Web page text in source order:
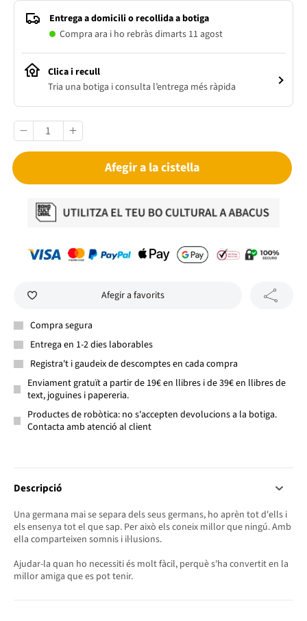
Entrega a domicili o recollida a botiga
Compra ara i ho rebràs dimarts 11 agost
Clica i recull
Tria una botiga i consulta l’entrega més ràpida
Afegir a la cistella
Afegir a favorits
Compra segura
Entrega en 1-2 dies laborables
Registra't i gaudeix de descomptes en cada compra
Enviament gratuït a partir de 19€ en llibres i de 39€ en llibres de
text, joguines i papereria.
Productes de robòtica: no s'accepten devolucions a la botiga.
Contacta amb atenció al client
Descripció
Una germana mai se separa dels seus germans, ho aprèn tot d'ells i
els ensenya tot el que sap. Per això els coneix millor que ningú. Amb
ella comparteixen somnis i il·lusions.
Ajudar-la quan ho necessiti és molt fàcil, perquè s'ha convertit en la
millor amiga que es pot tenir.